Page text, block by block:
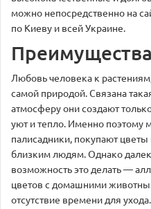
можно непосредственно на
по Киеву и всей Украине.
Любовь человека к
самой природой. Связана
атмосферу они создают
уют и тепло. Именно поэтому
палисадники, покупают
близким людям. Однако
возможность это делать —
цветов с домашними
отсутствие времени для